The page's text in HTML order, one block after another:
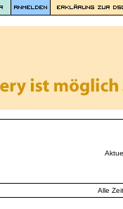
Alle